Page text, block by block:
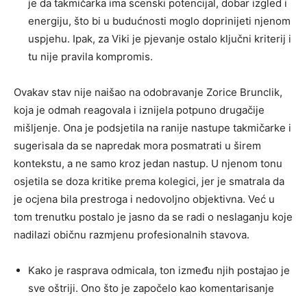
je da takmičarka ima scenski potencijal, dobar izgled i
energiju, što bi u budućnosti moglo doprinijeti njenom
uspjehu. Ipak, za Viki je pjevanje ostalo ključni kriterij i
tu nije pravila kompromis.
Ovakav stav nije naišao na odobravanje Zorice Brunclik,
koja je odmah reagovala i iznijela potpuno drugačije
mišljenje. Ona je podsjetila na ranije nastupe takmičarke i
sugerisala da se napredak mora posmatrati u širem
kontekstu, a ne samo kroz jedan nastup. U njenom tonu
osjetila se doza kritike prema kolegici, jer je smatrala da
je ocjena bila prestroga i nedovoljno objektivna. Već u
tom trenutku postalo je jasno da se radi o neslaganju koje
nadilazi običnu razmjenu profesionalnih stavova.
Kako je rasprava odmicala, ton između njih postajao je
sve oštriji. Ono što je započelo kao komentarisanje